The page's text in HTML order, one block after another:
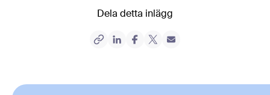
Dela detta inlägg